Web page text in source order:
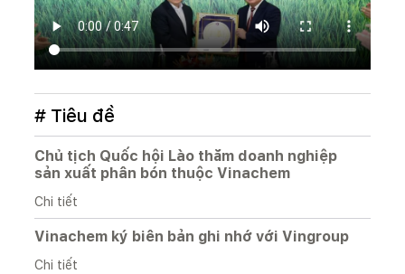
# Tiêu đề
Chủ tịch Quốc hội Lào thăm doanh nghiệp
sản xuất phân bón thuộc Vinachem
Chi tiết
Vinachem ký biên bản ghi nhớ với Vingroup
Chi tiết